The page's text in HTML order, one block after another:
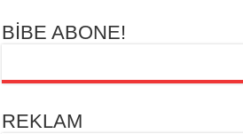
BİBE ABONE!
REKLAM